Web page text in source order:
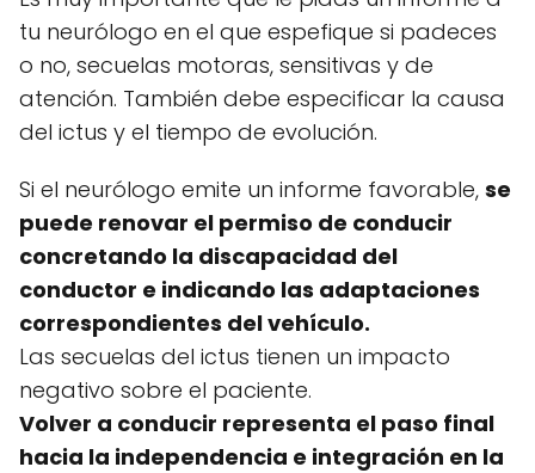
tu neurólogo en el que espefique si padeces
o no, secuelas motoras, sensitivas y de
atención. También debe especificar la causa
del ictus y el tiempo de evolución.
Si el neurólogo emite un informe favorable, se
puede renovar el permiso de conducir
concretando la discapacidad del
conductor e indicando las adaptaciones
correspondientes del vehículo.
Las secuelas del ictus tienen un impacto
negativo sobre el paciente.
Volver a conducir representa el paso final
hacia la independencia e integración en la